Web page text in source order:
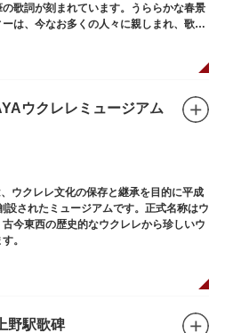
歌詞が刻まれています。うららかな春景
は、今なお多くの人々に親しまれ、歌い
ウクレレミュージアム
ウクレレ文化の保存と継承を目的に平成
されたミュージアムです。正式名称はウ
今東西の歴史的なウクレレから珍しいウ
。
野駅歌碑